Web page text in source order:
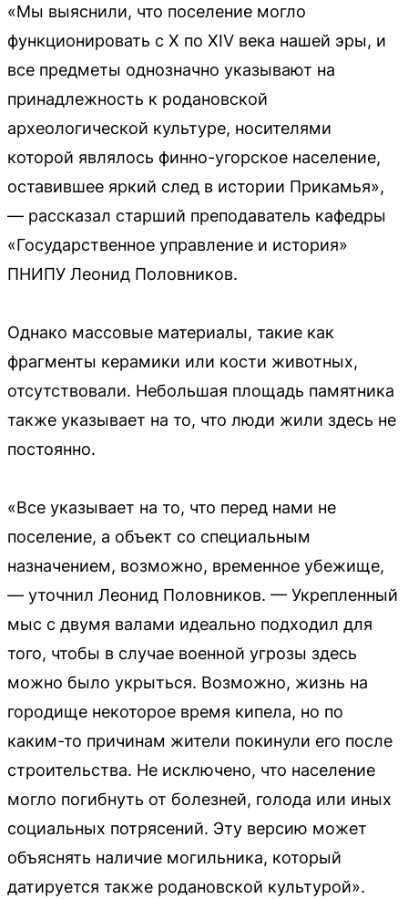
«Мы выяснили, что поселение могло
функционировать с X по XIV века нашей эры, и
все предметы однозначно указывают на
принадлежность к родановской
археологической культуре, носителями
которой являлось финно-угорское население,
оставившее яркий след в истории Прикамья»,
— рассказал старший преподаватель кафедры
«Государственное управление и история»
ПНИПУ Леонид Половников.
Однако массовые материалы, такие как
фрагменты керамики или кости животных,
отсутствовали. Небольшая площадь памятника
также указывает на то, что люди жили здесь не
постоянно.
«Все указывает на то, что перед нами не
поселение, а объект со специальным
назначением, возможно, временное убежище,
— уточнил Леонид Половников. — Укрепленный
мыс с двумя валами идеально подходил для
того, чтобы в случае военной угрозы здесь
можно было укрыться. Возможно, жизнь на
городище некоторое время кипела, но по
каким-то причинам жители покинули его после
строительства. Не исключено, что население
могло погибнуть от болезней, голода или иных
социальных потрясений. Эту версию может
объяснять наличие могильника, который
датируется также родановской культурой».